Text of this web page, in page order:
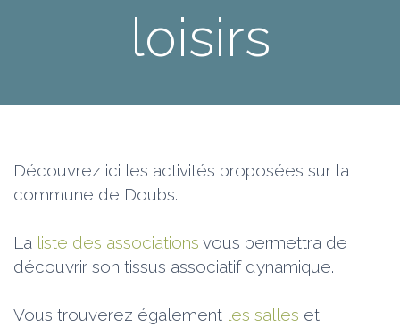
loisirs
Découvrez ici les activités proposées sur la
commune de Doubs.
La liste des associations vous permettra de
découvrir son tissus associatif dynamique.
Vous trouverez également les salles et